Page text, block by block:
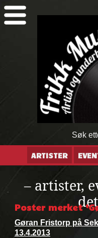
Søk
ARTISTER
– artister,
Poster merket
Gøran Fristorp på
13.4.2013